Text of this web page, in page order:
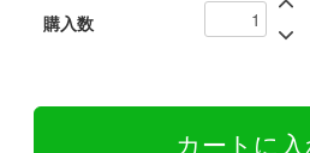
購入数